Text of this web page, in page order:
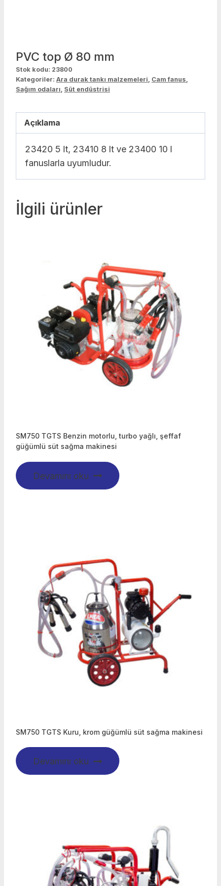
PVC top Ø 80 mm
Stok kodu: 23800
Kategoriler: Ara durak tankı malzemeleri, Cam fanus,
Sağım odaları, Süt endüstrisi
Açıklama
23420 5 lt, 23410 8 lt ve 23400 10 l
fanuslarla uyumludur.
İlgili ürünler
SM750 TGTS Benzin motorlu, turbo yağlı, şeffaf
güğümlü süt sağma makinesi
Devamını oku
SM750 TGTS Kuru, krom güğümlü süt sağma makinesi
Devamını oku